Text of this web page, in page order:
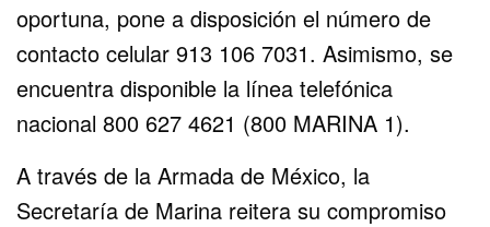
oportuna, pone a disposición el número de
contacto celular 913 106 7031. Asimismo, se
encuentra disponible la línea telefónica
nacional 800 627 4621 (800 MARINA 1).
A través de la Armada de México, la
Secretaría de Marina reitera su compromiso